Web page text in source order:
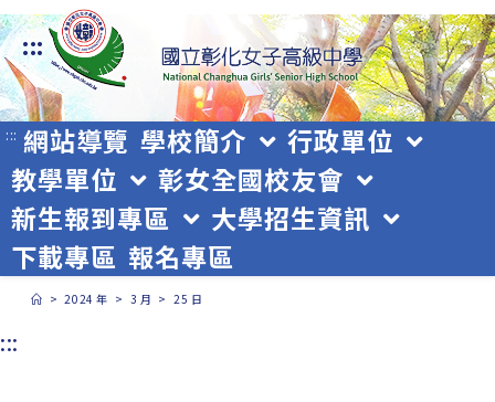
跳
轉
至
主
要
內
容
:::
::: 網站導覽 學校簡介
行政單位
教學單位
彰女全國校友會
新生報到專區
大學招生資訊
下載專區 報名專區
> 2024 年 > 3 月 > 25 日
:::